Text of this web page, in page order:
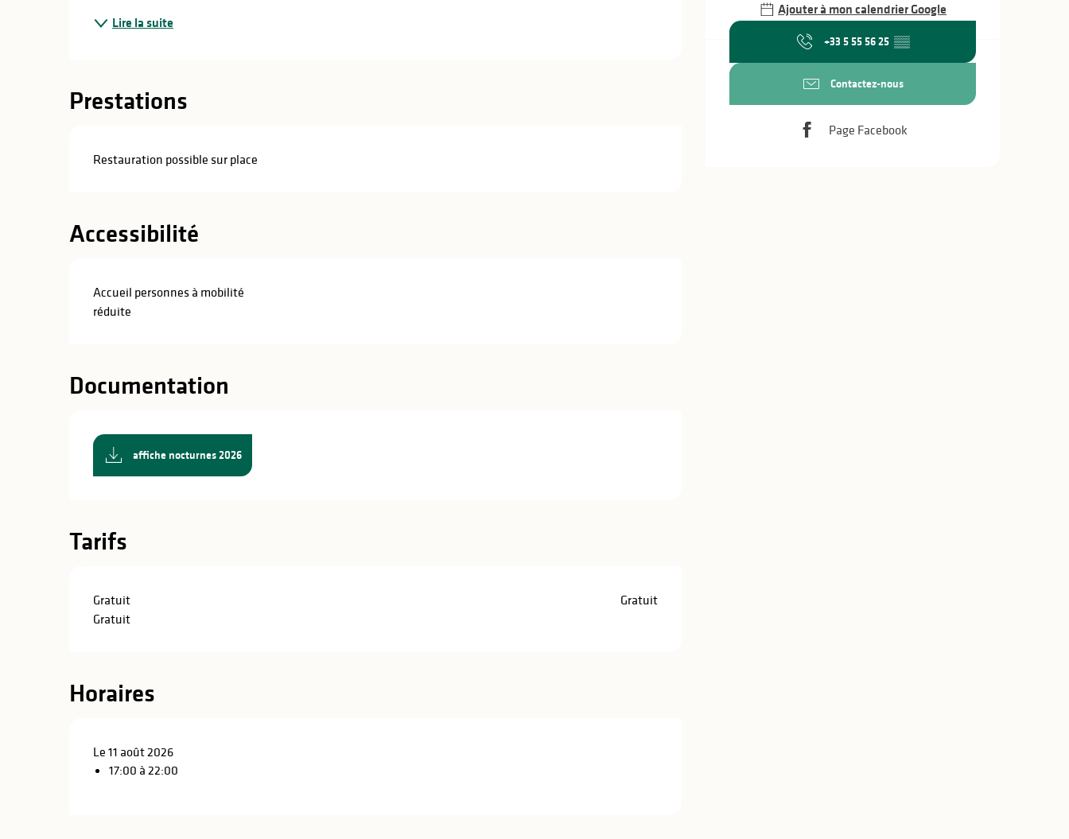
Ajouter à mon calendrier Google
+33 5 55 56 25 ▒▒
Contactez-nous
Page Facebook
Lire la suite
Prestations
Restauration possible sur place
Accessibilité
Accueil personnes à mobilité
réduite
Documentation
affiche nocturnes 2026
Tarifs
Gratuit
Gratuit
Gratuit
Horaires
Le 11 août 2026
17:00 à 22:00